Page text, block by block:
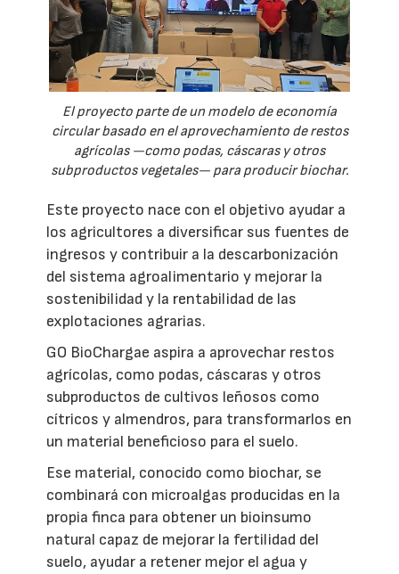
El proyecto parte de un modelo de economía
circular basado en el aprovechamiento de restos
agrícolas —como podas, cáscaras y otros
subproductos vegetales— para producir biochar.
Este proyecto nace con el objetivo ayudar a
los agricultores a diversificar sus fuentes de
ingresos y contribuir a la descarbonización
del sistema agroalimentario y mejorar la
sostenibilidad y la rentabilidad de las
explotaciones agrarias.
GO BioChargae aspira a aprovechar restos
agrícolas, como podas, cáscaras y otros
subproductos de cultivos leñosos como
cítricos y almendros, para transformarlos en
un material beneficioso para el suelo.
Ese material, conocido como biochar, se
combinará con microalgas producidas en la
propia finca para obtener un bioinsumo
natural capaz de mejorar la fertilidad del
suelo, ayudar a retener mejor el agua y